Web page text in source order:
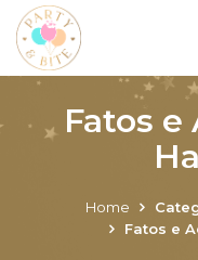
Fatos e
Home
Fatos e